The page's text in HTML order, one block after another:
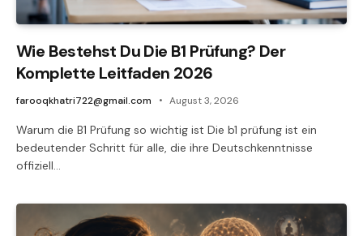
Wie Bestehst Du Die B1 Prüfung? Der
Komplette Leitfaden 2026
farooqkhatri722@gmail.com August 3, 2026
Warum die B1 Prüfung so wichtig ist Die b1 prüfung ist ein
bedeutender Schritt für alle, die ihre Deutschkenntnisse
offiziell…